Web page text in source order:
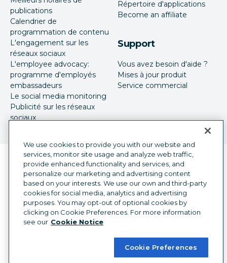
publications
Calendrier de
programmation de contenu
L'engagement sur les
réseaux sociaux
L'employee advocacy:
programme d'employés
embassadeurs
Le social media monitoring
Publicité sur les réseaux
sociaux
Répertoire d'applications
Become an affiliate
Support
Vous avez besoin d'aide ?
Mises à jour produit
Service commercial
Sélecteur de langue
French
©2026 Hootsuite Inc. Tous droits réservés.
Centre juridique
Centre de confiance
Confidentialité
Préférences en matière de cookies
Accessibilité
We use cookies to provide you with our website and
services, monitor site usage and analyze web traffic,
provide enhanced functionality and services, and
personalize our marketing and advertising content
based on your interests. We use our own and third-party
cookies for social media, analytics and advertising
purposes. You may opt-out of optional cookies by
clicking on Cookie Preferences. For more information
see our Cookie Notice
Cookie Preferences